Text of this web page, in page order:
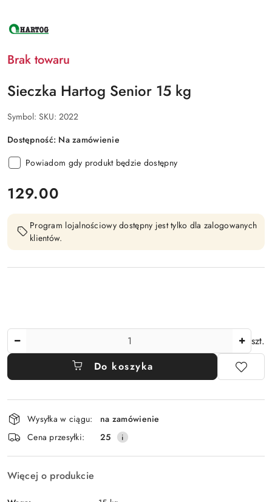
NAZWA
PRODUCENTA:
Brak towaru
Sieczka Hartog Senior 15 kg
Symbol: SKU: 2022
Dostępność: Na zamówienie
Powiadom gdy produkt będzie dostępny
cena:
129.00
Program lojalnościowy dostępny jest tylko dla zalogowanych
klientów.
szt.
Do koszyka
Dostępność
i
dostawa
Wysyłka w ciągu:
na zamówienie
Cena przesyłki:
25
Więcej o produkcie